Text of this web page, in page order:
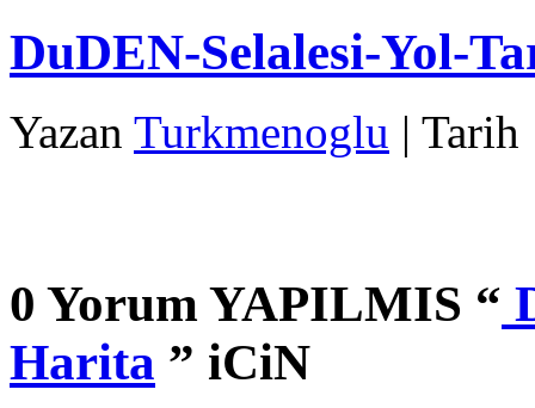
DuDEN-Selalesi-Yol-
Yazan Turkmenoglu |
0 Yorum YAPILMIS “
Harita ” iCiN